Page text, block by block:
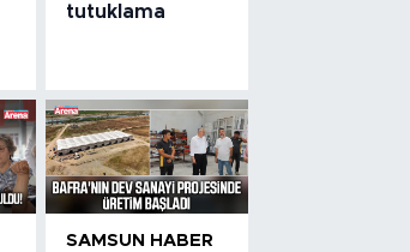
tutuklama
SAMSUN HABER